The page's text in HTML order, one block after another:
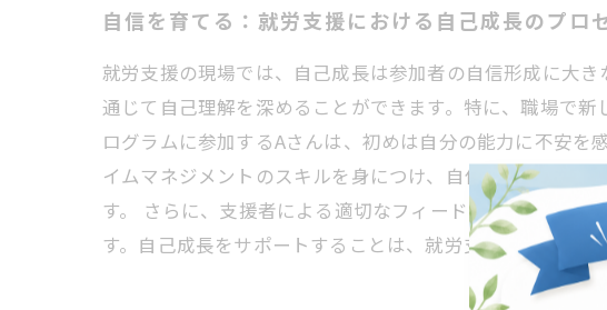
自信を育てる：就労支援における自己成長のプロ
就労支援の現場では、自己成長は参加者の自信形成に大
通じて自己理解を深めることができます。特に、職場で
ログラムに参加するAさんは、初めは自分の能力に不安
イムマネジメントのスキルを身につけ、自信を持つよう
す。 さらに、支援者による適切なフィードバックやサポ
す。自己成長をサポートすることは、就労支援の質を高め